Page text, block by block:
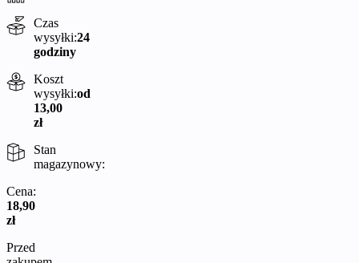
Czas
wysyłki:24
godziny
Koszt
wysyłki:od
13,00
zł
Stan
magazynowy:
Cena:
18,90
zł
Przed